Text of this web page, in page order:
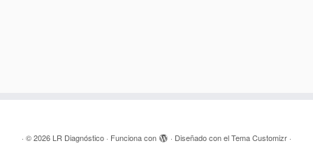
· © 2026 LR Diagnóstico · Funciona con · Diseñado con elTema Customizr ·